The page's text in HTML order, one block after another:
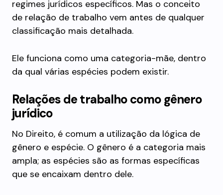
regimes jurídicos específicos. Mas o conceito
de relação de trabalho vem antes de qualquer
classificação mais detalhada.
Ele funciona como uma categoria-mãe, dentro
da qual várias espécies podem existir.
Relações de trabalho como gênero
jurídico
No Direito, é comum a utilização da lógica de
gênero e espécie. O gênero é a categoria mais
ampla; as espécies são as formas específicas
que se encaixam dentro dele.